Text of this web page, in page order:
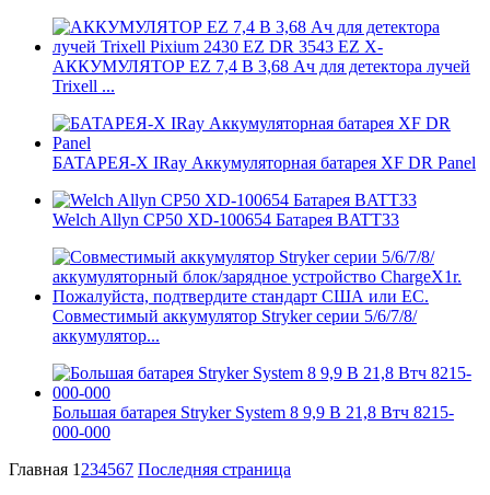
АККУМУЛЯТОР EZ 7,4 В 3,68 Ач для детектора лучей
Trixell ...
БАТАРЕЯ-X IRay Аккумуляторная батарея XF DR Panel
Welch Allyn CP50 XD-100654 Батарея BATT33
Совместимый аккумулятор Stryker серии 5/6/7/8/
аккумулятор...
Большая батарея Stryker System 8 9,9 В 21,8 Втч 8215-
000-000
Главная 1 234567 Последняя страница